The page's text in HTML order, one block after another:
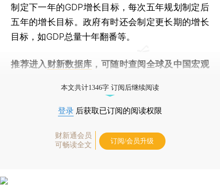
制定下一年的GDP增长目标，每次五年规划制定后
五年的增长目标。政府有时还会制定更长期的增长
目标，如GDP总量十年翻番等。
推荐进入 财新数据库 ，可随时查阅全球及中国宏观
本文共计1346字 订阅后继续阅读
登录 后获取已订阅的阅读权限
财新通会员
可畅读全文
订阅/会员升级